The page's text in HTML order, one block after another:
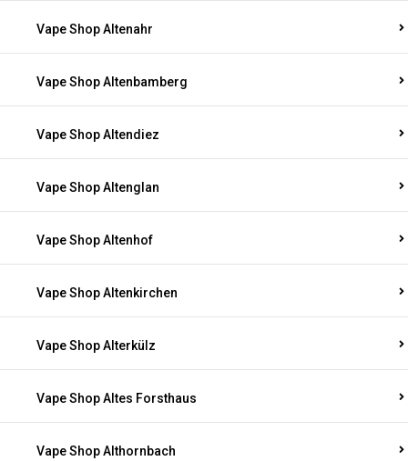
Vape Shop Altenahr
Vape Shop Altenbamberg
Vape Shop Altendiez
Vape Shop Altenglan
Vape Shop Altenhof
Vape Shop Altenkirchen
Vape Shop Alterkülz
Vape Shop Altes Forsthaus
Vape Shop Althornbach